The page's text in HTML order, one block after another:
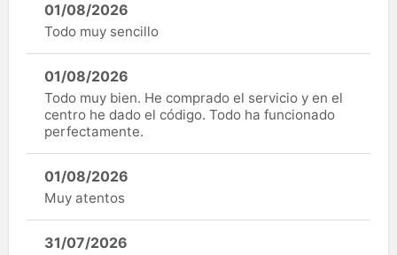
01/08/2026
Todo muy sencillo
01/08/2026
Todo muy bien. He comprado el servicio y en el
centro he dado el código. Todo ha funcionado
perfectamente.
01/08/2026
Muy atentos
31/07/2026